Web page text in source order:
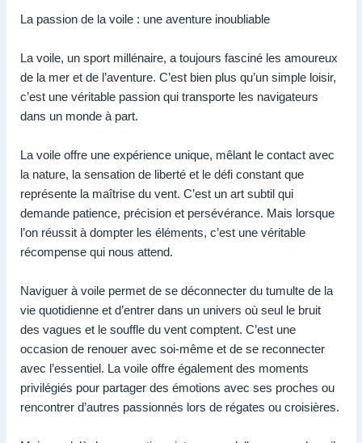
La passion de la voile : une aventure inoubliable
La voile, un sport millénaire, a toujours fasciné les amoureux
de la mer et de l’aventure. C’est bien plus qu’un simple loisir,
c’est une véritable passion qui transporte les navigateurs
dans un monde à part.
La voile offre une expérience unique, mêlant le contact avec
la nature, la sensation de liberté et le défi constant que
représente la maîtrise du vent. C’est un art subtil qui
demande patience, précision et persévérance. Mais lorsque
l’on réussit à dompter les éléments, c’est une véritable
récompense qui nous attend.
Naviguer à voile permet de se déconnecter du tumulte de la
vie quotidienne et d’entrer dans un univers où seul le bruit
des vagues et le souffle du vent comptent. C’est une
occasion de renouer avec soi-même et de se reconnecter
avec l’essentiel. La voile offre également des moments
privilégiés pour partager des émotions avec ses proches ou
rencontrer d’autres passionnés lors de régates ou croisières.